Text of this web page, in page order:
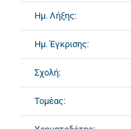
Ημ. Λήξης:
Ημ. Έγκρισης:
Σχολή:
Τομέας: